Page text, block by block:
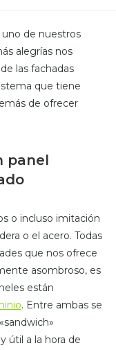
de nuestros
alegrías nos
las fachadas
que tiene
de ofrecer
panel
o incluso imitación
o el acero. Todas
que nos ofrece
asombroso, es
están
. Entre ambas se
útil a la hora de